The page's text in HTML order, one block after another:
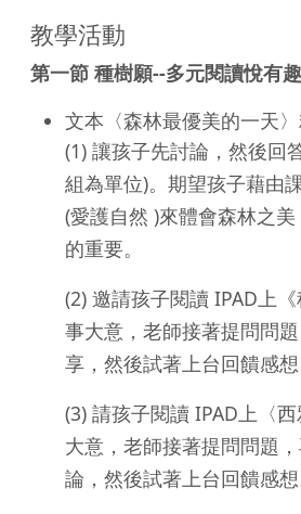
教學活動
第一節 種樹願--多元閱讀悅有趣
文本〈森林最優美的一天〉
(1) 讓孩子先討論，然後回
組為單位)。期望孩子藉由
(愛護自然 )來體會森林之
的重要。
(2) 邀請孩子閱讀 IPAD上
事大意，老師接著提問問
享，然後試著上台回饋感想
(3) 請孩子閱讀 IPAD上〈西
大意，老師接著提問問題
論，然後試著上台回饋感想